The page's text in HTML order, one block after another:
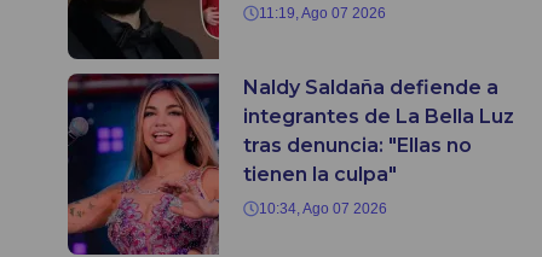
11:19, Ago 07 2026
Naldy Saldaña defiende a
integrantes de La Bella Luz
tras denuncia: "Ellas no
tienen la culpa"
10:34, Ago 07 2026